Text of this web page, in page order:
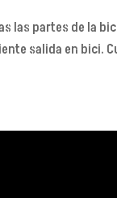
las partes de la
salida en bici.